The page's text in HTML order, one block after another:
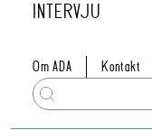
INTERVJU
Om ADA Kontakt